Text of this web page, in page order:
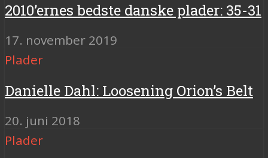
2010’ernes bedste danske plader: 35-31
17. november 2019
Plader
Danielle Dahl: Loosening Orion’s Belt
20. juni 2018
Plader